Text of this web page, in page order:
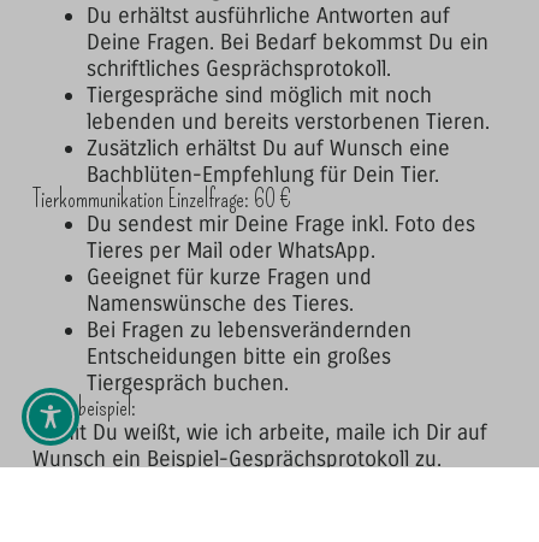
Du erhältst ausführliche Antworten auf
Deine Fragen. Bei Bedarf bekommst Du ein
schriftliches Gesprächsprotokoll.
Tiergespräche sind möglich mit noch
lebenden und bereits verstorbenen Tieren.
Zusätzlich erhältst Du auf Wunsch eine
Bachblüten-Empfehlung für Dein Tier.
Tierkommunikation Einzelfrage: 60 €
Du sendest mir Deine Frage inkl. Foto des
Tieres per Mail oder WhatsApp.
Geeignet für kurze Fragen und
Namenswünsche des Tieres.
Bei Fragen zu lebensverändernden
Entscheidungen bitte ein großes
Tiergespräch buchen.
Praxisbeispiel:
Damit Du weißt, wie ich arbeite, maile ich Dir auf
Wunsch ein Beispiel-Gesprächsprotokoll zu.